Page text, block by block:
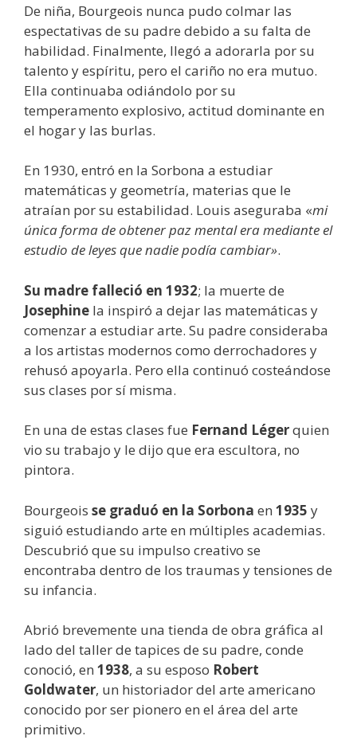
De niña, Bourgeois nunca pudo colmar las
espectativas de su padre debido a su falta de
habilidad. Finalmente, llegó a adorarla por su
talento y espíritu, pero el cariño no era mutuo.
Ella continuaba odiándolo por su
temperamento explosivo, actitud dominante en
el hogar y las burlas.
En 1930, entró en la Sorbona a estudiar
matemáticas y geometría, materias que le
atraían por su estabilidad. Louis aseguraba «mi
única forma de obtener paz mental era mediante el
estudio de leyes que nadie podía cambiar».
Su madre falleció en 1932; la muerte de
Josephine la inspiró a dejar las matemáticas y
comenzar a estudiar arte. Su padre consideraba
a los artistas modernos como derrochadores y
rehusó apoyarla. Pero ella continuó costeándose
sus clases por sí misma.
En una de estas clases fue Fernand Légerquien
vio su trabajo y le dijo que era escultora, no
pintora.
Bourgeois se graduó en la Sorbona en 1935 y
siguió estudiando arte en múltiples academias.
Descubrió que su impulso creativo se
encontraba dentro de los traumas y tensiones de
su infancia.
Abrió brevemente una tienda de obra gráfica al
lado del taller de tapices de su padre, conde
conoció, en 1938, a su esposo Robert
Goldwater, un historiador del arte americano
conocido por ser pionero en el área del arte
primitivo.